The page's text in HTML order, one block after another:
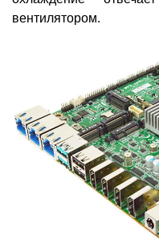
вентилятором.